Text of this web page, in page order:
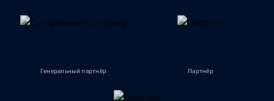
Генеральный партнёр Партнёр